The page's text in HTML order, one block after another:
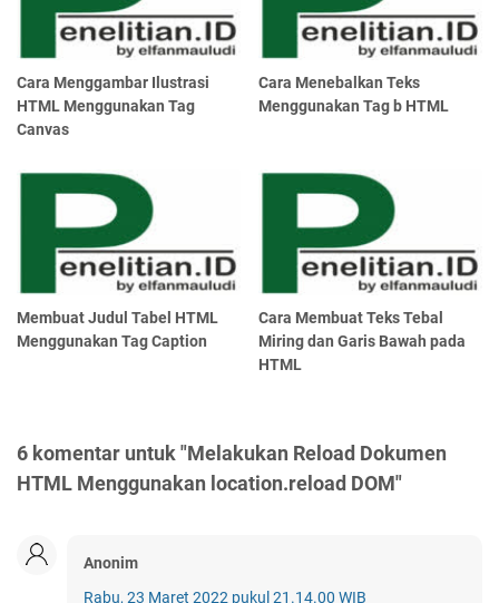
Cara Menggambar Ilustrasi
HTML Menggunakan Tag
Canvas
Cara Menebalkan Teks
Menggunakan Tag b HTML
Membuat Judul Tabel HTML
Menggunakan Tag Caption
Cara Membuat Teks Tebal
Miring dan Garis Bawah pada
HTML
6 komentar untuk "Melakukan Reload Dokumen
HTML Menggunakan location.reload DOM"
Anonim
Rabu, 23 Maret 2022 pukul 21.14.00 WIB